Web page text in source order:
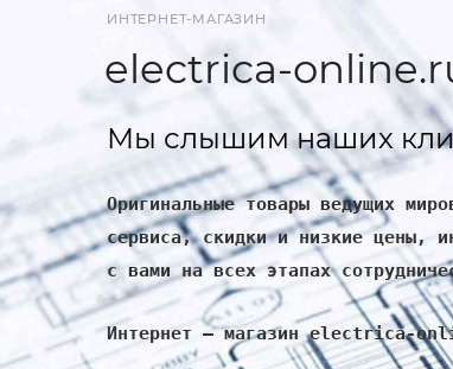
ИНТЕРНЕТ-МАГАЗИН
electrica-
Мы слышим наших
Оригинальные товары ведущих
сервиса, скидки и низкие цены,
с вами на всех этапах
Интернет – магазин electrica-